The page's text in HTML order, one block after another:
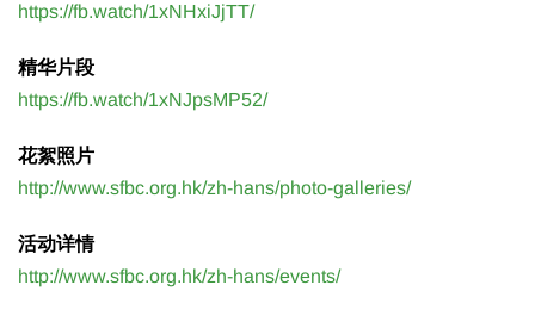
https://fb.watch/1xNHxiJjTT/
精华片段
https://fb.watch/1xNJpsMP52/
花絮照片
http://www.sfbc.org.hk/zh-hans/photo-galleries/
活动详情
http://www.sfbc.org.hk/zh-hans/events/